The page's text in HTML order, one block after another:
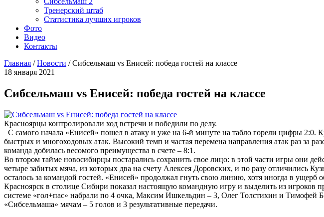
Тренерский штаб
Статистика лучших игроков
Фото
Видео
Контакты
Главная /Новости /Сибсельмаш vs Енисей: победа гостей на классе
18 января 2021
Сибсельмаш vs Енисей: победа гостей на классе
Красноярцы контролировали ход встречи и победили по делу.
С самого начала «Енисей» пошел в атаку и уже на 6-й минуте на табло горели цифры
быстрых и многоходовых атак. Высокий темп и частая перемена направления атак раз за
команда добилась весомого преимущества в счете – 8:1.
Во втором тайме новосибирцы постарались сохранить свое лицо: в этой части игры они
четыре забитых мяча, из которых два на счету Алексея Доровских, и по разу отличились
осталось за командой гостей. «Енисей» продолжал гнуть свою линию, хотя иногда в ущерб
Красноярск в столице Сибири показал настоящую командную игру и выделить из
системе «гол+пас» набрали по 4 очка, Максим Ишкельдин – 3, Олег Толстихин и Тимофей
«Сибсельмаша» мячам – 5 голов и 3 результативные передачи.